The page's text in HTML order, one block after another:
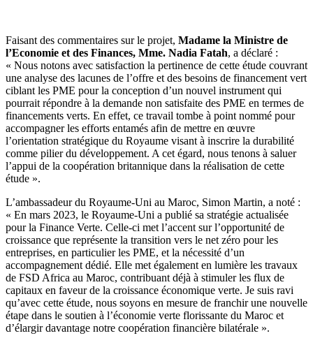
Faisant des commentaires sur le projet, Madame la Ministre de
l’Economie et des Finances, Mme. Nadia Fatah, a déclaré :
« Nous notons avec satisfaction la pertinence de cette étude couvrant
une analyse des lacunes de l’offre et des besoins de financement vert
ciblant les PME pour la conception d’un nouvel instrument qui
pourrait répondre à la demande non satisfaite des PME en termes de
financements verts. En effet, ce travail tombe à point nommé pour
accompagner les efforts entamés afin de mettre en œuvre
l’orientation stratégique du Royaume visant à inscrire la durabilité
comme pilier du développement. A cet égard, nous tenons à saluer
l’appui de la coopération britannique dans la réalisation de cette
étude ».
L’ambassadeur du Royaume-Uni au Maroc, Simon Martin, a noté :
« En mars 2023, le Royaume-Uni a publié sa stratégie actualisée
pour la Finance Verte. Celle-ci met l’accent sur l’opportunité de
croissance que représente la transition vers le net zéro pour les
entreprises, en particulier les PME, et la nécessité d’un
accompagnement dédié. Elle met également en lumière les travaux
de FSD Africa au Maroc, contribuant déjà à stimuler les flux de
capitaux en faveur de la croissance économique verte. Je suis ravi
qu’avec cette étude, nous soyons en mesure de franchir une nouvelle
étape dans le soutien à l’économie verte florissante du Maroc et
d’élargir davantage notre coopération financière bilatérale ».